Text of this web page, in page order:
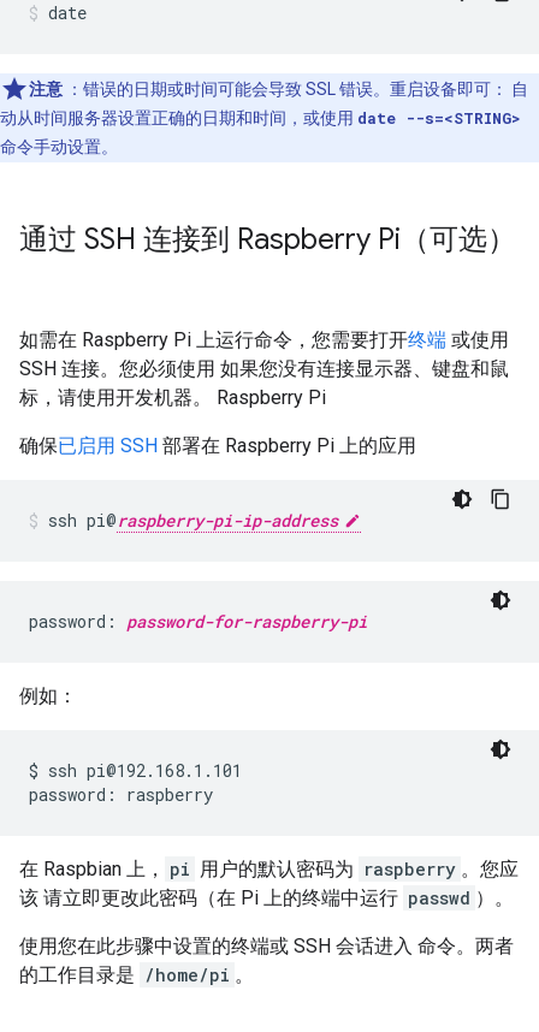
date
注意 ：错误的日期或时间可能会导致 SSL 错误。重启设备即可： 自
动从时间服务器设置正确的日期和时间，或使用 date --s=<STRING>
命令手动设置。
通过 SSH 连接到 Raspberry Pi（可选）
如需在 Raspberry Pi 上运行命令，您需要打开终端 或使用
SSH 连接。您必须使用 如果您没有连接显示器、键盘和鼠
标，请使用开发机器。 Raspberry Pi
确保已启用 SSH 部署在 Raspberry Pi 上的应用
ssh pi@raspberry-pi-ip-address
password: password-for-raspberry-pi
例如：
$ ssh pi@192.168.1.101
在 Raspbian 上， pi 用户的默认密码为 raspberry 。您应
该 请立即更改此密码（在 Pi 上的终端中运行 passwd ）。
使用您在此步骤中设置的终端或 SSH 会话进入 命令。两者
的工作目录是 /home/pi 。